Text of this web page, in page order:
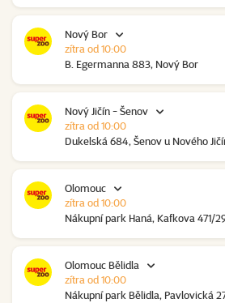
Nový Bor
B. Egermanna 883, Nový Bor
zítra od 10:00
Nový Jičín - Šenov
Dukelská 684, Šenov u Nového
zítra od 10:00
Olomouc
Nákupní park Haná, Kafkova 471/
zítra od 10:00
Olomouc Bělidla
Nákupní park Bělidla, Pavlovická
zítra od 10:00